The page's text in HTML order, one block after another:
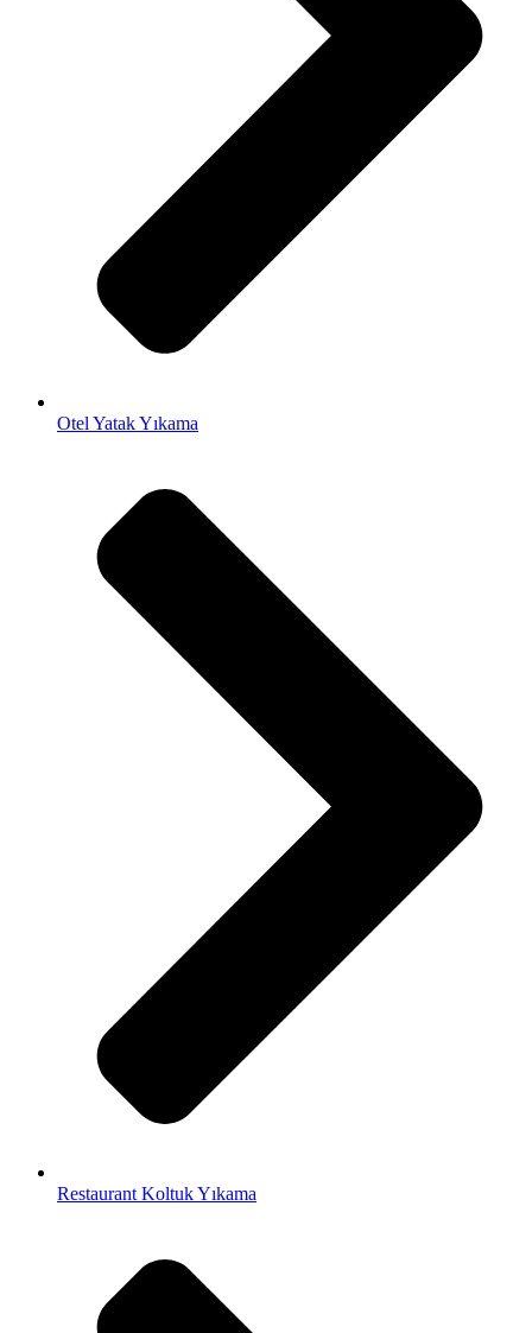
Otel Yatak Yıkama
Restaurant Koltuk Yıkama